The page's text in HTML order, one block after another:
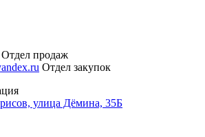
Отдел продаж
Отдел закупок
улица Дёмина, 35Б